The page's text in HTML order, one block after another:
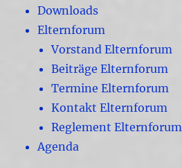
Downloads
Elternforum
Vorstand Elternforum
Beiträge Elternforum
Termine Elternforum
Kontakt Elternforum
Reglement Elternforum
Agenda